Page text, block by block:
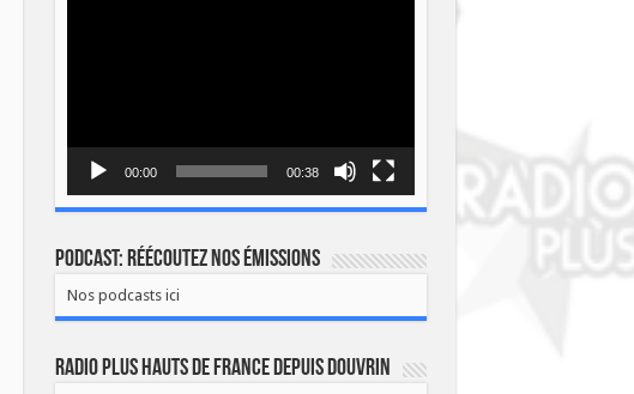
00:00 00:38
Podcast: Réécoutez nos émissions
Nos podcasts ici
Radio Plus Hauts de France depuis Douvrin